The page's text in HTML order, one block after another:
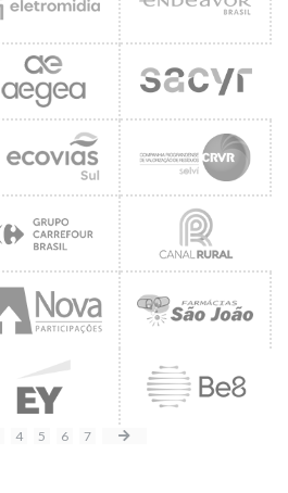
4 5 6 7